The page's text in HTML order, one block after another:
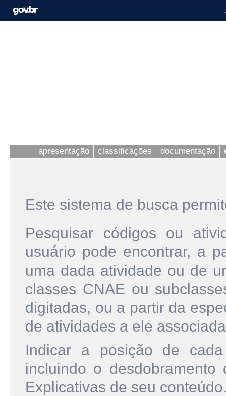
apresentação classificações documentação
Este sistema de busca
Pesquisar códigos ou
usuário pode encontrar, a
uma dada atividade ou de
classes CNAE ou
digitadas, ou a partir da
de atividades a ele
Indicar a posição de
incluindo o
Explicativas de seu